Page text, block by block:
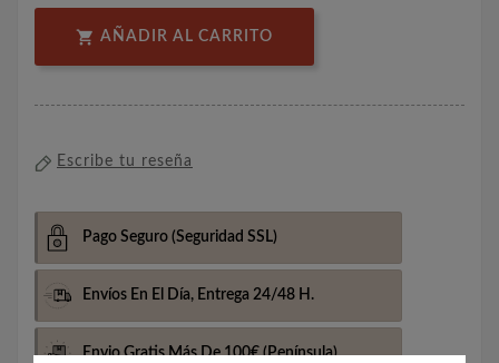
 AÑADIR AL CARRITO
Escribe tu reseña
Pago Seguro (Seguridad SSL)
Envíos En El Día, Entrega 24/48 H.
Envio Gratis Más De 100€(Península)